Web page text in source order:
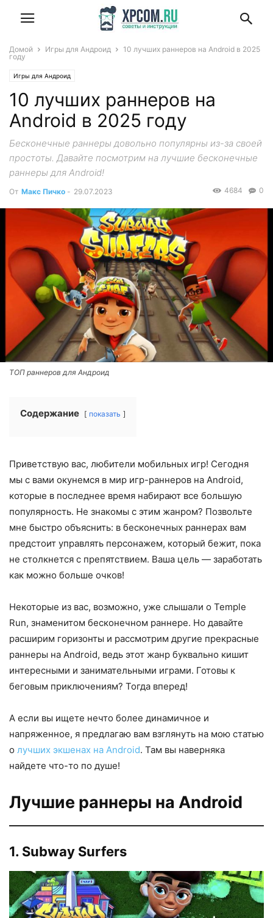
Домой Игры для Андроид
10 лучших раннеров на Android в 2025
году
Игры для Андроид
10 лучших раннеров на
Android в 2025 году
Бесконечные раннеры довольно популярны из-за своей
простоты. Давайте посмотрим на лучшие бесконечные
раннеры для Android!
От Макс Пичко - 29.07.2023 0
4684
ТОП раннеров для Андроид
Содержание показать
Приветствую вас, любители мобильных игр! Сегодня
мы с вами окунемся в мир игр-раннеров на Android,
которые в последнее время набирают все большую
популярность. Не знакомы с этим жанром? Позвольте
мне быстро объяснить: в бесконечных раннерах вам
предстоит управлять персонажем, который бежит, пока
не столкнется с препятствием. Ваша цель — заработать
как можно больше очков!
Некоторые из вас, возможно, уже слышали о Temple
Run, знаменитом бесконечном раннере. Но давайте
расширим горизонты и рассмотрим другие прекрасные
раннеры на Android, ведь этот жанр буквально кишит
интересными и занимательными играми. Готовы к
беговым приключениям? Тогда вперед!
А если вы ищете нечто более динамичное и
напряженное, я предлагаю вам взглянуть на мою статью
о лучших экшенах на Android. Там вы наверняка
найдете что-то по душе!
Лучшие раннеры на Android
1. Subway Surfers